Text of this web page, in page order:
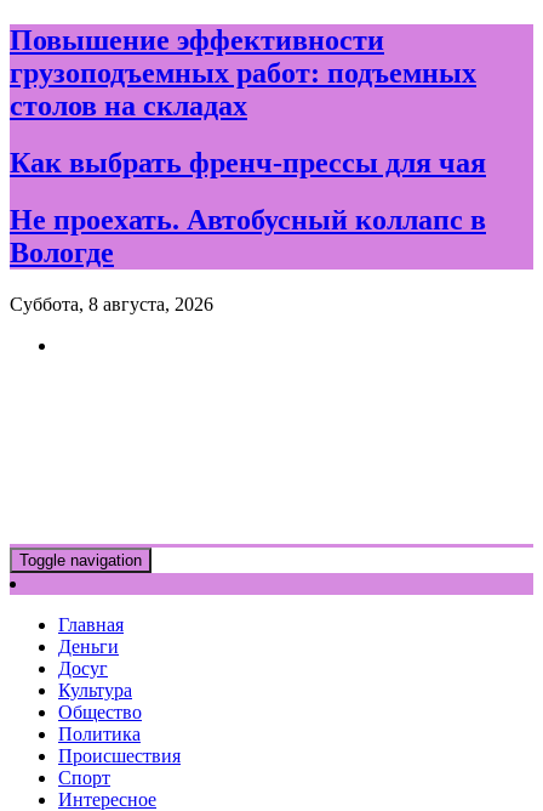
Skip
to
content
Повышение эффективности
грузоподъемных работ: подъемных
столов на складах
Как выбрать френч-прессы для чая
Не проехать. Автобусный коллапс в
Вологде
Суббота, 8 августа, 2026
Toggle navigation
Главная
Деньги
Досуг
Культура
Общество
Политика
Происшествия
Спорт
Интересное